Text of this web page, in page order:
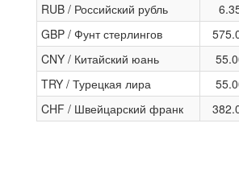
RUB / Российский рубль
GBP / Фунт стерлингов
CNY / Китайский юань
TRY / Турецкая лира
CHF / Швейцарский франк